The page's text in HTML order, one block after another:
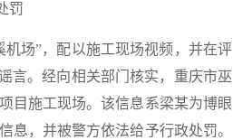
罚
场”，配以施工现场视频，并在评
言。经向相关部门核实，重庆市巫
目施工现场。该信息系梁某为博眼
息，并被警方依法给予行政处罚。